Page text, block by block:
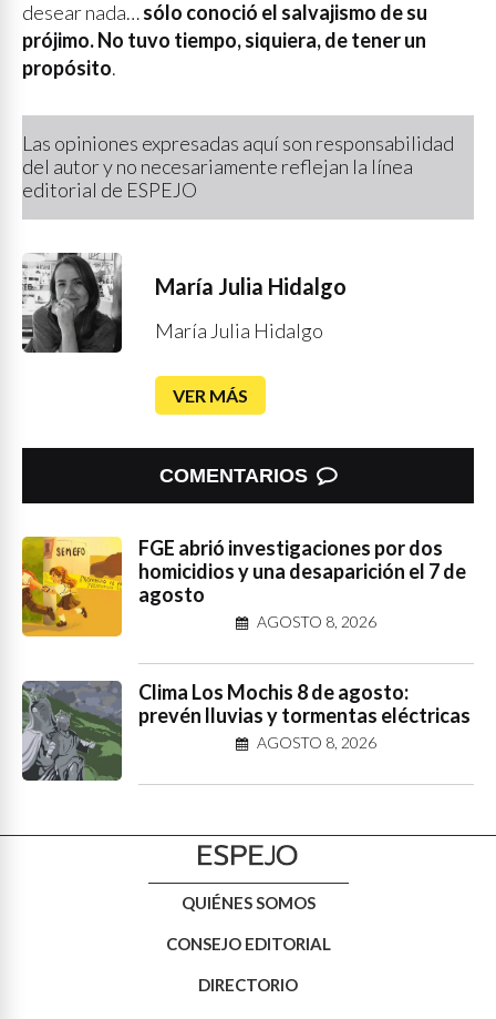
desear nada…sólo conoció el salvajismo de su
prójimo. No tuvo tiempo, siquiera, de tener un
propósito.
Las opiniones expresadas aquí son responsabilidad
del autor y no necesariamente reflejan la línea
editorial de ESPEJO
María Julia Hidalgo
María Julia Hidalgo
VER MÁS
COMENTARIOS
FGE abrió investigaciones por dos
homicidios y una desaparición el 7 de
agosto
AGOSTO 8, 2026
Clima Los Mochis 8 de agosto:
prevén lluvias y tormentas eléctricas
AGOSTO 8, 2026
QUIÉNES SOMOS
CONSEJO EDITORIAL
DIRECTORIO